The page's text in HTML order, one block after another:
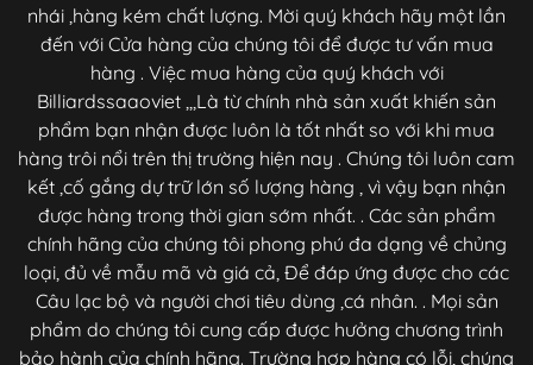
nhái ,hàng kém chất lượng. Mời quý khách hãy một lần
đến với Cửa hàng của chúng tôi để được tư vấn mua
hàng . Việc mua hàng của quý khách với
Billiardssaaoviet ,,,Là từ chính nhà sản xuất khiến sản
phẩm bạn nhận được luôn là tốt nhất so với khi mua
hàng trôi nổi trên thị trường hiện nay . Chúng tôi luôn cam
kết ,cố gắng dự trữ lớn số lượng hàng , vì vậy bạn nhận
được hàng trong thời gian sớm nhất. . Các sản phẩm
chính hãng của chúng tôi phong phú đa dạng về chủng
loại, đủ về mẫu mã và giá cả, Để đáp ứng được cho các
Câu lạc bộ và người chơi tiêu dùng ,cá nhân. . Mọi sản
phẩm do chúng tôi cung cấp được hưởng chương trình
bảo hành của chính hãng. Trường hợp hàng có lỗi, chúng